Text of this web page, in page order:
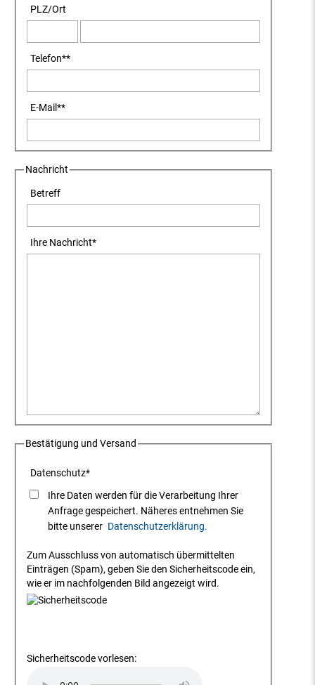
PLZ/Ort
Telefon**
E-Mail**
Nachricht
Betreff
Ihre Nachricht*
Bestätigung und Versand
Datenschutz*
Ihre Daten werden für die Verarbeitung Ihrer
Anfrage gespeichert. Näheres entnehmen Sie
bitte unserer Datenschutzerklärung.
Zum Ausschluss von automatisch übermittelten
Einträgen (Spam), geben Sie den Sicherheitscode ein,
wie er im nachfolgenden Bild angezeigt wird.
Sicherheitscode vorlesen: